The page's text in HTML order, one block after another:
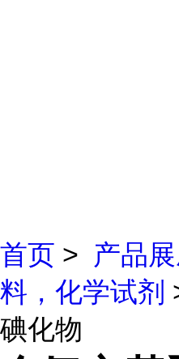
首页 > 产品
料，化学试剂
碘化物